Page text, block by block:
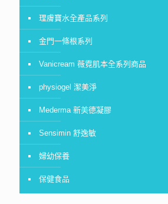
理膚寶水全產品系列
金門一條根系列
Vanicream 薇霓肌本全系列商品
physiogel 潔美淨
Mederma 新美德凝膠
Sensimin 舒逸敏
婦幼保養
保健食品